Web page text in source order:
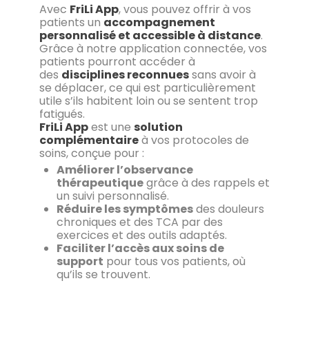
Avec FriLi App, vous pouvez offrir à vos
patients un accompagnement
personnalisé et accessible à distance.
Grâce à notre application connectée, vos
patients pourront accéder à
des disciplines reconnuessans avoir à
se déplacer, ce qui est particulièrement
utile s’ils habitent loin ou se sentent trop
fatigués.
FriLi Appest une solution
complémentaireà vos protocoles de
soins, conçue pour :
Améliorer l’observance
thérapeutiquegrâce à des rappels et
un suivi personnalisé.
Réduire les symptômesdes douleurs
chroniques et des TCA par des
exercices et des outils adaptés.
Faciliter l’accès aux soins de
support pour tous vos patients, où
qu’ils se trouvent.